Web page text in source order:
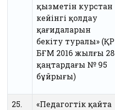
қызметін курстан
кейінгі қолдау
қағидаларын
бекіту туралы» (ҚР
БҒМ 2016 жылғы 28
қаңтардағы № 95
бұйрығы)
25.
«Педагогтік қайта